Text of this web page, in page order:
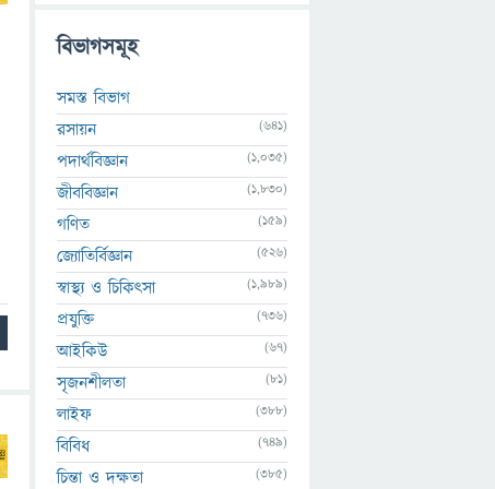
বিভাগসমূহ
সমস্ত বিভাগ
রসায়ন
(641)
পদার্থবিজ্ঞান (1,035)
জীববিজ্ঞান (1,830)
গণিত (159)
জ্যোতির্বিজ্ঞান (526)
স্বাস্থ্য ও চিকিৎসা (1,989)
প্রযুক্তি (736)
আইকিউ (67)
সৃজনশীলতা (81)
লাইফ (388)
বিবিধ (749)
চিন্তা ও দক্ষতা (385)